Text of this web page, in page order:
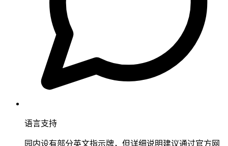
语言支持
园内设有部分英文指示牌，但详细说明建议通过官方网